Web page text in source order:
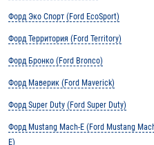
Форд Эко Спорт (Ford EcoSport)
Форд Территория (Ford Territory)
Форд Бронко (Ford Bronco)
Форд Маверик (Ford Maverick)
Форд Super Duty (Ford Super Duty)
Форд Mustang Mach-E (Ford Mustang
E)